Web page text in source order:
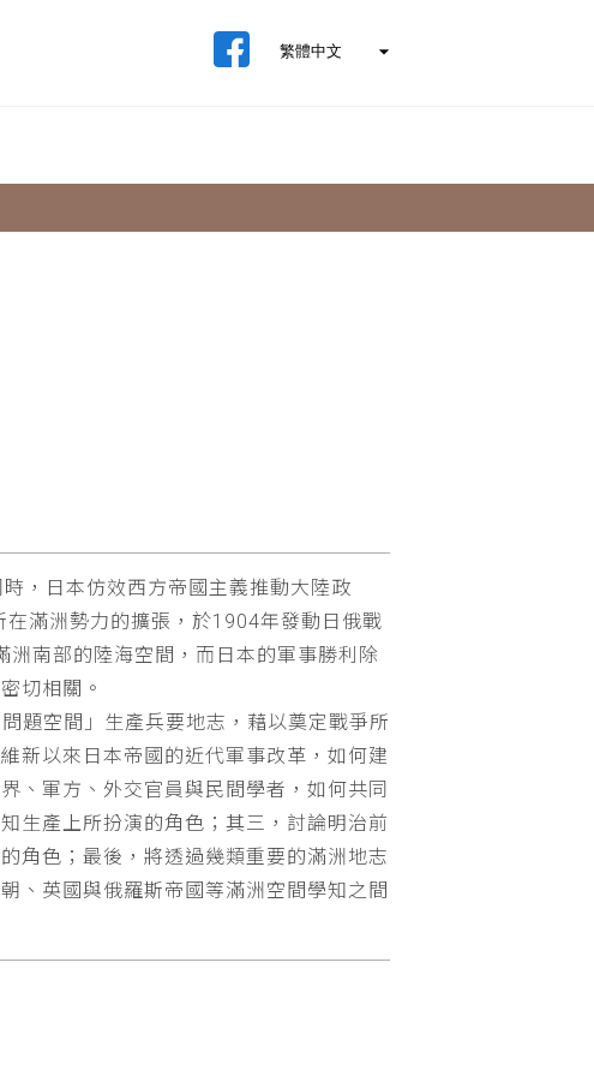
，日本仿效西方帝國主義推動大陸政
滿洲勢力的擴張，於1904年發動日俄戰
南部的陸海空間，而日本的軍事勝利除
切相關。
題空間」生產兵要地志，藉以奠定戰爭所
新以來日本帝國的近代軍事改革，如何建
、軍方、外交官員與民間學者，如何共同
生產上所扮演的角色；其三，討論明治前
角色；最後，將透過幾類重要的滿洲地志
、英國與俄羅斯帝國等滿洲空間學知之間